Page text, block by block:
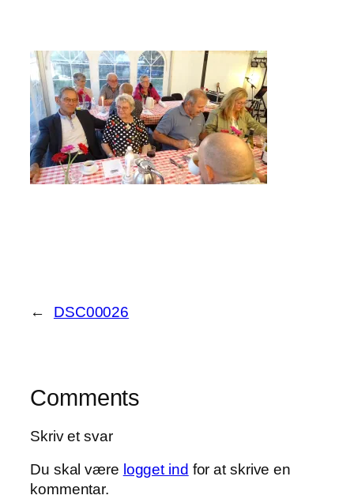
← DSC00026
Comments
Skriv et svar
Du skal være logget ind for at skrive en
kommentar.